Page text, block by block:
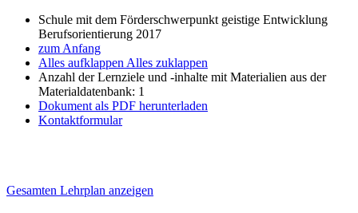
Schule mit dem Förderschwerpunkt geistige Entwicklung
Berufsorientierung 2017
zum Anfang
Alles aufklappen Alles zuklappen
Anzahl der Lernziele und -inhalte mit Materialien aus der
Materialdatenbank: 1
Dokument als PDF herunterladen
Kontaktformular
Gesamten Lehrplan anzeigen